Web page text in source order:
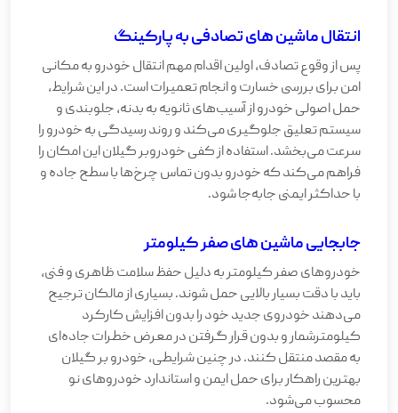
انتقال ماشین های تصادفی به پارکینگ
پس از وقوع تصادف، اولین اقدام مهم انتقال خودرو به مکانی
امن برای بررسی خسارت و انجام تعمیرات است. در این شرایط،
حمل اصولی خودرو از آسیب‌های ثانویه به بدنه، جلوبندی و
سیستم تعلیق جلوگیری می‌کند و روند رسیدگی به خودرو را
سرعت می‌بخشد. استفاده از کفی خودروبر گیلان این امکان را
فراهم می‌کند که خودرو بدون تماس چرخ‌ها با سطح جاده و
با حداکثر ایمنی جابه‌جا شود.
جابجایی ماشین های صفر کیلومتر
خودروهای صفر کیلومتر به دلیل حفظ سلامت ظاهری و فنی،
باید با دقت بسیار بالایی حمل شوند. بسیاری از مالکان ترجیح
می‌دهند خودروی جدید خود را بدون افزایش کارکرد
کیلومترشمار و بدون قرار گرفتن در معرض خطرات جاده‌ای
به مقصد منتقل کنند. در چنین شرایطی، خودرو بر گیلان
بهترین راهکار برای حمل ایمن و استاندارد خودروهای نو
محسوب می‌شود.